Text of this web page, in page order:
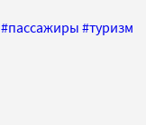
#пассажиры #туризм